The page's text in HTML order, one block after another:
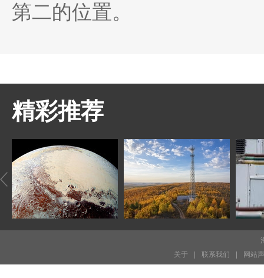
第二的位置。
精彩推荐
关于
联系我们 网站